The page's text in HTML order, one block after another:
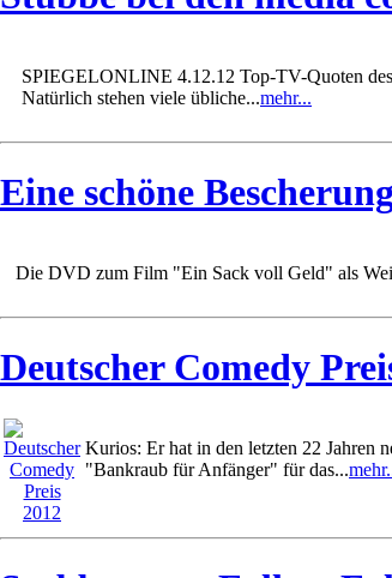
SPIEGELONLINE 4.12.12 Top-TV-Quoten
Natürlich stehen viele übliche...mehr...
Eine schöne Bescherung
Die DVD zum Film "Ein Sack voll Geld" als
Deutscher Comedy
Kurios: Er hat in den letzten 22 Jahren
"Bankraub für Anfänger" für das...